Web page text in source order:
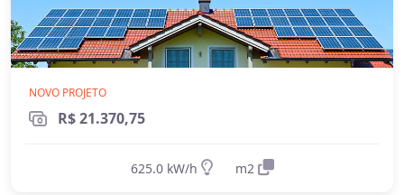
NOVO PROJETO
R$ 21.370,75
625.0 kW/h m2